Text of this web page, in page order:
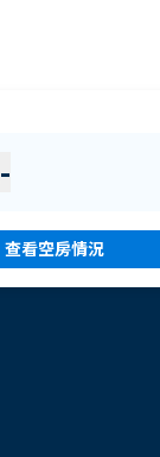
-
查看空房情況